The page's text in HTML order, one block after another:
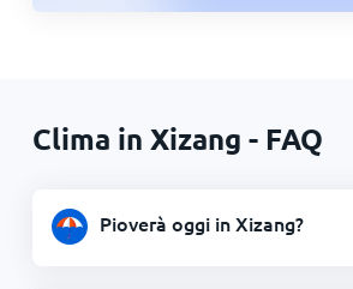
Clima in Xizang - FAQ
Pioverà oggi in Xizang?